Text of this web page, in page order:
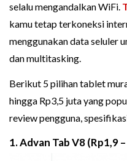
selalu mengandalkan WiFi.
kamu tetap terkoneksi
menggunakan data seluler
dan multitasking.
Berikut 5 pilihan tablet
hingga Rp3,5 juta yang
review pengguna,
1. Advan Tab V8 (Rp1,9